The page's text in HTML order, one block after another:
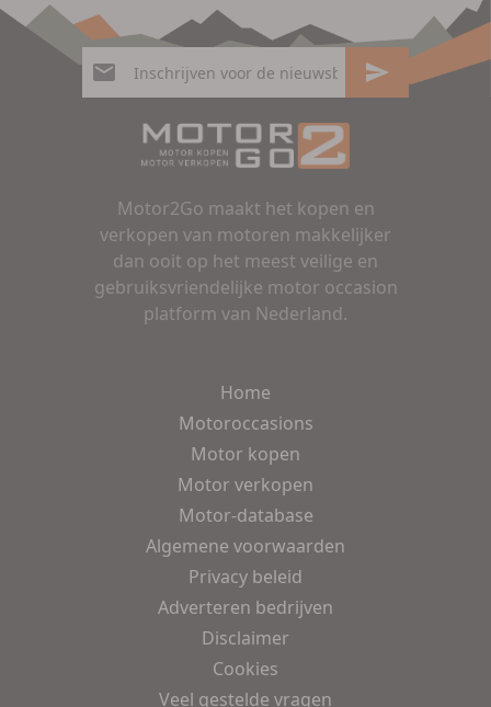
Motor2Go maakt het kopen en
verkopen van motoren makkelijker
dan ooit op het meest veilige en
gebruiksvriendelijke motor occasion
platform van Nederland.
Home
Motoroccasions
Motor kopen
Motor verkopen
Motor-database
Algemene voorwaarden
Privacy beleid
Adverteren bedrijven
Disclaimer
Cookies
Veel gestelde vragen